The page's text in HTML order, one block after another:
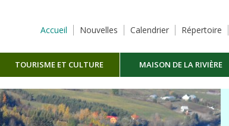
Accueil Nouvelles Calendrier Répertoire
TOURISME ET CULTURE MAISON DE LA RIVIÈRE
MASKINONGÉ